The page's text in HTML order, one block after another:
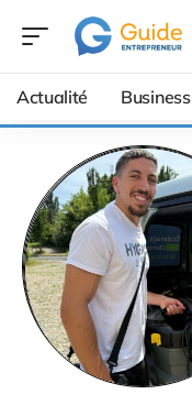
Actualité Business